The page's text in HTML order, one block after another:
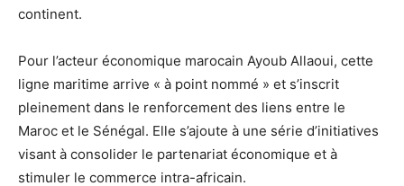
continent.
Pour l’acteur économique marocain Ayoub Allaoui, cette
ligne maritime arrive « à point nommé » et s’inscrit
pleinement dans le renforcement des liens entre le
Maroc et le Sénégal. Elle s’ajoute à une série d’initiatives
visant à consolider le partenariat économique et à
stimuler le commerce intra-africain.